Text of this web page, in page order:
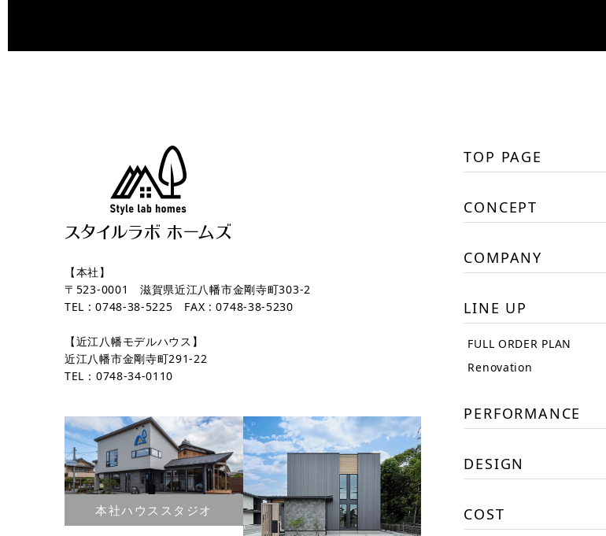
【本社】
〒523-0001 滋賀県近江八幡市金剛寺町303-2
TEL : 0748-38-5225 FAX : 0748-38-5230
【近江八幡モデルハウス】
近江八幡市金剛寺町291-22
TEL：0748-34-0110
本社ハウススタジオ
TOP PAGE
CONCEPT
COMPANY
LINE UP
FULL ORDER PLAN
Renovation
PERFORMANCE
DESIGN
COST